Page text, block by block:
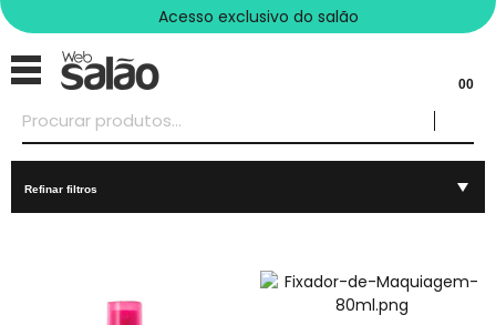
Acesso exclusivo do salão
00
Refinar filtros